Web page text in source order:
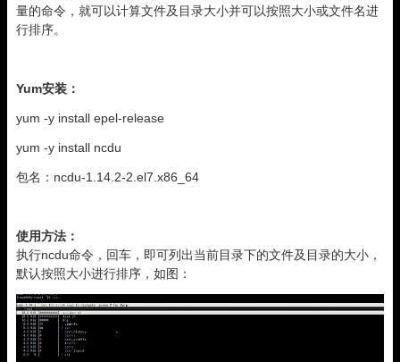
量的命令，就可以计算文件及目录大小并可以按照大小或文件名进
行排序。
Yum安装：
yum -y install epel-release
yum -y install ncdu
包名：ncdu-1.14.2-2.el7.x86_64
使用方法：
执行ncdu命令，回车，即可列出当前目录下的文件及目录的大小，
默认按照大小进行排序，如图：